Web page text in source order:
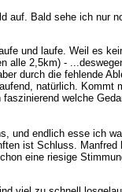
Bald sehe ich nur
und laufe. Weil es
alle 2,5km) -
durch die fehlende
natürlich. Kommt
welche
und endlich esse ich
ist Schluss. Manfred
eine riesige